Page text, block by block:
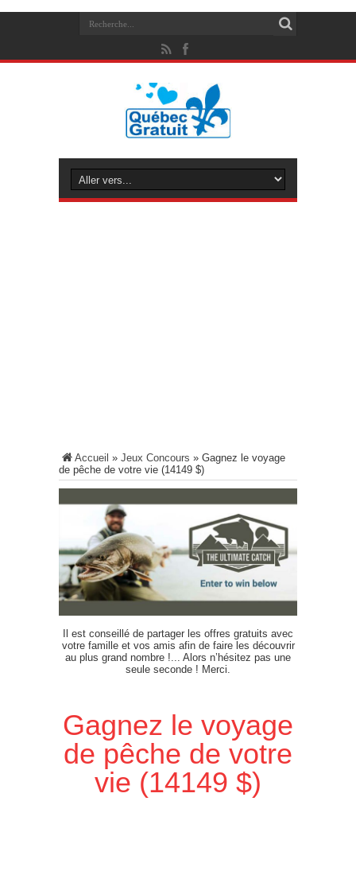
Accueil » Jeux Concours » Gagnez le voyage
de pêche de votre vie (14149 $)
Il est conseillé de partager les offres gratuits avec
votre famille et vos amis afin de faire les découvrir
au plus grand nombre !... Alors n’hésitez pas une
seule seconde ! Merci.
Gagnez le voyage
de pêche de votre
vie (14149 $)